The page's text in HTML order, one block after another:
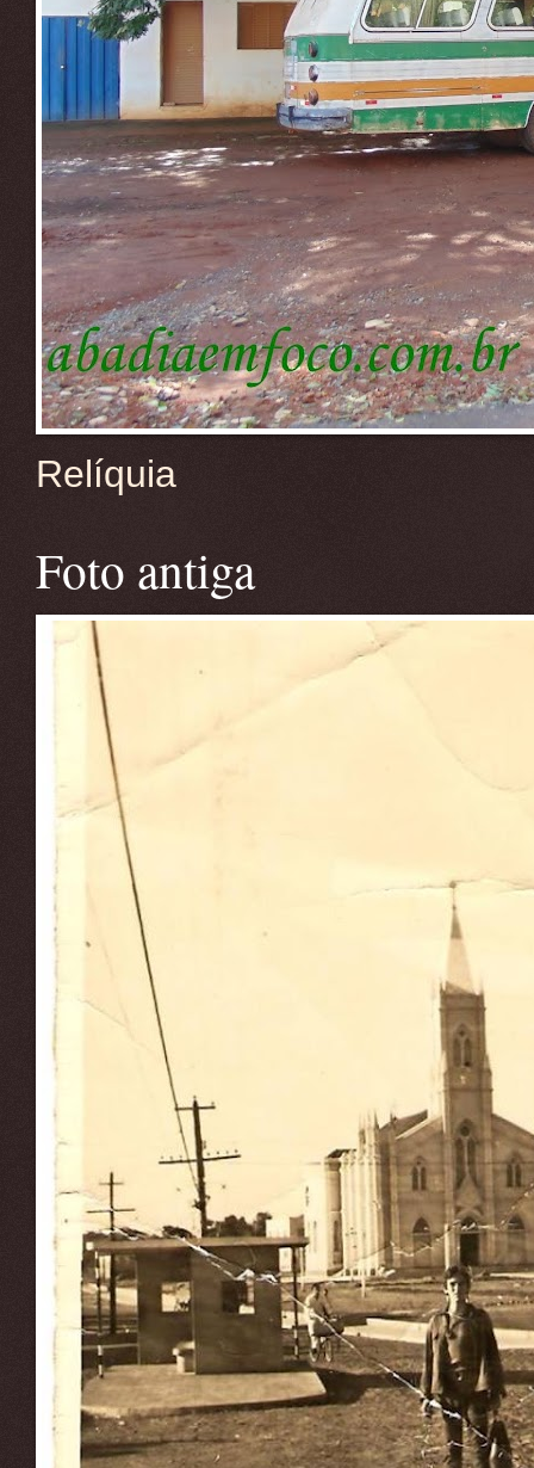
Relíquia
Foto antiga